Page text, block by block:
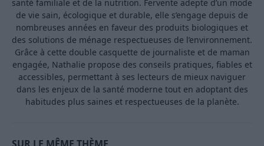
santé familiale et de la nutrition. Fervente adepte d’un mode
de vie sain, écologique et durable, elle s’engage depuis de
nombreuses années en faveur des produits biologiques et
des solutions de ménage respectueuses de l’environnement.
Grâce à cette double casquette de journaliste et de maman
engagée, Nathalie propose des conseils pratiques, fiables et
accessibles, permettant à ses lecteurs de mieux naviguer
dans les enjeux de la santé moderne tout en adoptant des
habitudes plus saines et respectueuses de la planète.